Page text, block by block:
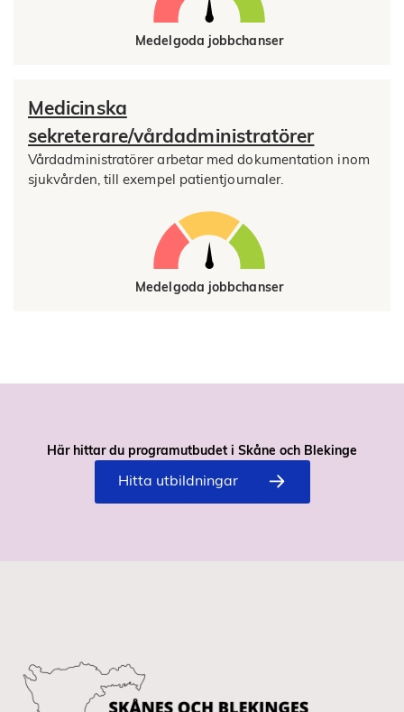
Medelgoda jobbchanser
Medicinska
sekreterare/vårdadministratörer
Vårdadministratörer arbetar med dokumentation inom
sjukvården, till exempel patientjournaler.
Medelgoda jobbchanser
Här hittar du programutbudet i Skåne och Blekinge
Hitta utbildningar